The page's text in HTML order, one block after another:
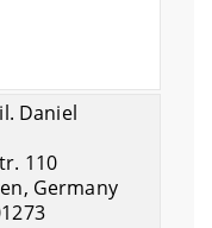
Daniel
110
Germany